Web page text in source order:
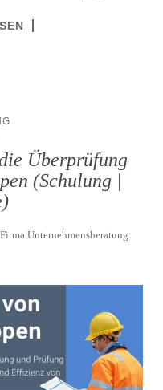
Überprüfung
(Schulung |
Firma Unternehmensberatung